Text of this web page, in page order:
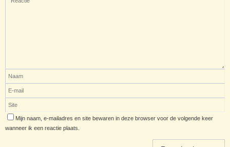
Mijn naam, e-mailadres en site bewaren in deze browser voor de volgende keer
wanneer ik een reactie plaats.